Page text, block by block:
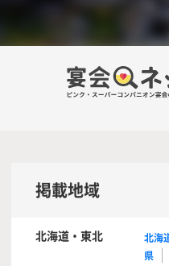
掲載地域
北海道・東北 北海
県